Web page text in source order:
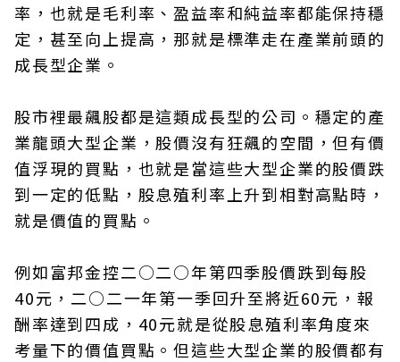
率，也就是毛利率、盈益率和純益率都能保持穩
定，甚至向上提高，那就是標準走在產業前頭的
成長型企業。
股市裡最飆股都是這類成長型的公司。穩定的產
業龍頭大型企業，股價沒有狂飆的空間，但有價
值浮現的買點，也就是當這些大型企業的股價跌
到一定的低點，股息殖利率上升到相對高點時，
就是價值的買點。
例如富邦金控二○二○年第四季股價跌到每股
40元，二○二一年第一季回升至將近60元，報
酬率達到四成，40元就是從股息殖利率角度來
考量下的價值買點。但這些大型企業的股價都有